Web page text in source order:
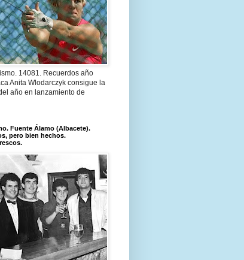
14081. Recuerdos año
Anita Wlodarczyk consigue la
año en lanzamiento de
Fuente Álamo (Albacete).
pero bien hechos.